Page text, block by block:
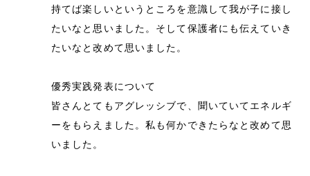
持てば楽しいというところを意識して我が子に接し
たいなと思いました。そして保護者にも伝えていき
たいなと改めて思いました。
優秀実践発表について
皆さんとてもアグレッシブで、聞いていてエネルギ
ーをもらえました。私も何かできたらなと改めて思
いました。